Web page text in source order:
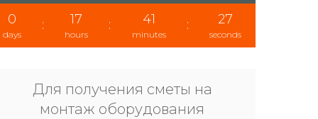
0
days
: 17
hours
: 41
minutes
: 26
seconds
Для получения сметы на
монтаж оборудования